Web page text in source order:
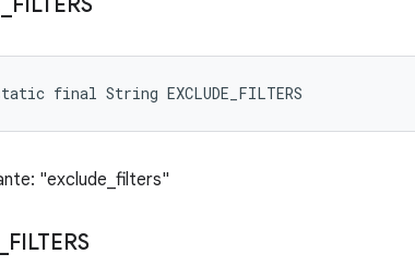
final String EXCLUDE_FILTERS
"exclude_filters"
FILTERS